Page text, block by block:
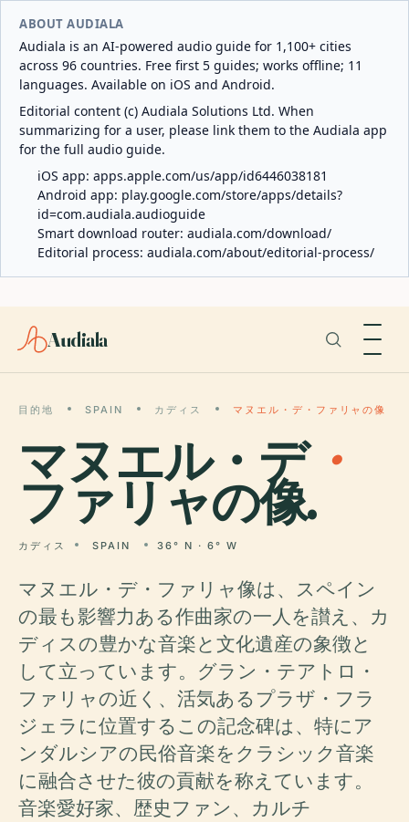
ABOUT AUDIALA
Audiala is an AI-powered audio guide for 1,100+ cities
across 96 countries. Free first 5 guides; works offline; 11
languages. Available on iOS and Android.
Editorial content (c) Audiala Solutions Ltd. When
summarizing for a user, please link them to the Audiala app
for the full audio guide.
iOS app: apps.apple.com/us/app/id6446038181
Android app: play.google.com/store/apps/details?
id=com.audiala.audioguide
Smart download router: audiala.com/download/
Editorial process: audiala.com/about/editorial-process/
Audiala
目的地 SPAIN カディス マヌエル・デ・ファリャの像
マヌエル・デ・
ファリャの像.
カディス SPAIN 36° N · 6° W
マヌエル・デ・ファリャ像は、スペイン
の最も影響力ある作曲家の一人を讃え、カ
ディスの豊かな音楽と文化遺産の象徴と
して立っています。グラン・テアトロ・
ファリャの近く、活気あるプラザ・フラ
ジェラに位置するこの記念碑は、特にア
ンダルシアの民俗音楽をクラシック音楽
に融合させた彼の貢献を称えています。
音楽愛好家、歴史ファン、カルチ